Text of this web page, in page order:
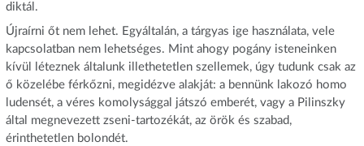
diktál.
Újraírni őt nem lehet. Egyáltalán, a tárgyas ige használata, vele
kapcsolatban nem lehetséges. Mint ahogy pogány isteneinken
kívül léteznek általunk illethetetlen szellemek, úgy tudunk csak az
ő közelébe férkőzni, megidézve alakját: a bennünk lakozó homo
ludensét, a véres komolysággal játszó emberét, vagy a Pilinszky
által megnevezett zseni-tartozékát, az örök és szabad,
érinthetetlen bolondét.